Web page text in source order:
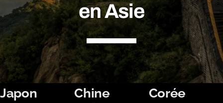
en Asie
Japon Chine
Corée
Voyages scolaires